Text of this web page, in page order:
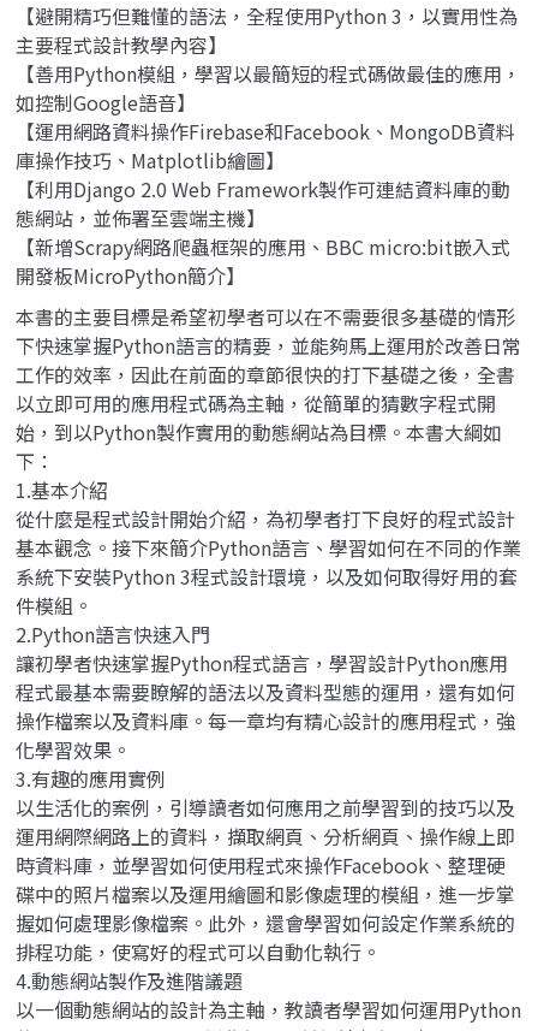
【避開精巧但難懂的語法，全程使用Python 3，以實用性為
主要程式設計教學內容】
【善用Python模組，學習以最簡短的程式碼做最佳的應用，
如控制Google語音】
【運用網路資料操作Firebase和Facebook、MongoDB資料
庫操作技巧、Matplotlib繪圖】
【利用Django 2.0 Web Framework製作可連結資料庫的動
態網站，並佈署至雲端主機】
【新增Scrapy網路爬蟲框架的應用、BBC micro:bit嵌入式
開發板MicroPython簡介】
本書的主要目標是希望初學者可以在不需要很多基礎的情形
下快速掌握Python語言的精要，並能夠馬上運用於改善日常
工作的效率，因此在前面的章節很快的打下基礎之後，全書
以立即可用的應用程式碼為主軸，從簡單的猜數字程式開
始，到以Python製作實用的動態網站為目標。本書大綱如
下：
1.基本介紹
從什麼是程式設計開始介紹，為初學者打下良好的程式設計
基本觀念。接下來簡介Python語言、學習如何在不同的作業
系統下安裝Python 3程式設計環境，以及如何取得好用的套
件模組。
2.Python語言快速入門
讓初學者快速掌握Python程式語言，學習設計Python應用
程式最基本需要瞭解的語法以及資料型態的運用，還有如何
操作檔案以及資料庫。每一章均有精心設計的應用程式，強
化學習效果。
3.有趣的應用實例
以生活化的案例，引導讀者如何應用之前學習到的技巧以及
運用網際網路上的資料，擷取網頁、分析網頁、操作線上即
時資料庫，並學習如何使用程式來操作Facebook、整理硬
碟中的照片檔案以及運用繪圖和影像處理的模組，進一步掌
握如何處理影像檔案。此外，還會學習如何設定作業系統的
排程功能，使寫好的程式可以自動化執行。
4.動態網站製作及進階議題
以一個動態網站的設計為主軸，教讀者學習如何運用Python